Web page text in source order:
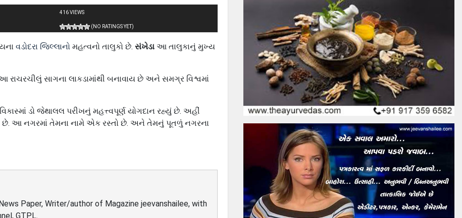
416 VIEWS
(NO RATINGS YET)
વડોદરા જિલ્લાનો મહત્વનો તાલુકો છે. સંખેડા આ તાલુકાનું મુખ્ય
રાચરચીલું સાગના લાકડામાંથી બનાવાય છે અને સમગ્ર વિશ્વમાં
ડો જેથાલલ પરીખનું મહત્ત્વપૂર્ણ યોગદાન રહ્યું છે. અહીં
છે. આ નગરમાં તેમના નામે એક રસ્તો છે. અને તેમનું પૂતળું નગરના
Paper, Writer/author of Magazine jeevanshailee, with
GTPL.